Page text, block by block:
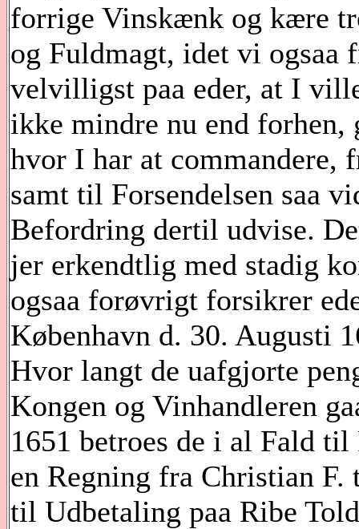
forrige Vinskænk og kære
og Fuldmagt, idet vi ogsaa
velvilligst paa eder, at I
ikke mindre nu end forhen,
hvor I har at commandere,
samt til Forsendelsen saa
Befordring dertil udvise.
jer erkendtlig med stadig
ogsaa forøvrigt forsikrer
København d. 30. Augusti
Hvor langt de uafgjorte
Kongen og Vinhandleren
1651 betroes de i al Fald
en Regning fra Christian
til Udbetaling paa Ribe